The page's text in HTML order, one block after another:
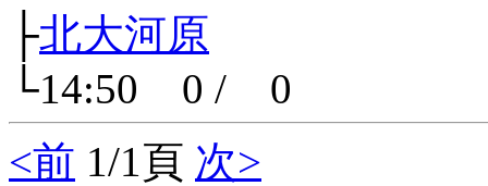
├北大河原
└14:50 0 / 0
<前 1/1頁 次>